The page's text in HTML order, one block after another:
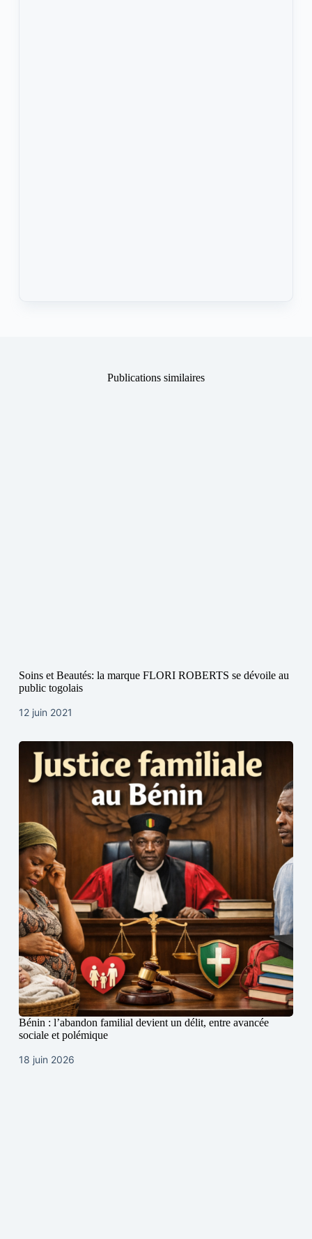
Publications similaires
Soins et Beautés: la marque FLORI ROBERTS se dévoile au
public togolais
12 juin 2021
Bénin : l’abandon familial devient un délit, entre avancée
sociale et polémique
18 juin 2026